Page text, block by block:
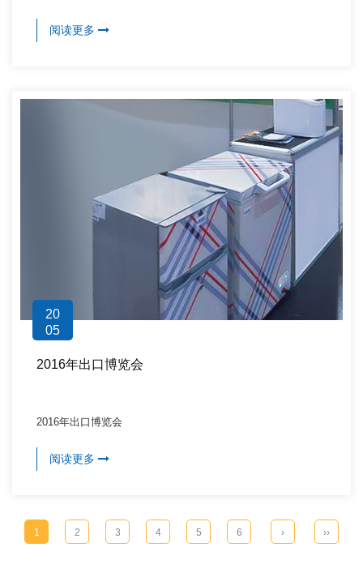
阅读更多
20
05
2016年出口博览会
2016年出口博览会
阅读更多
1 2 3 4 5 6 › ››